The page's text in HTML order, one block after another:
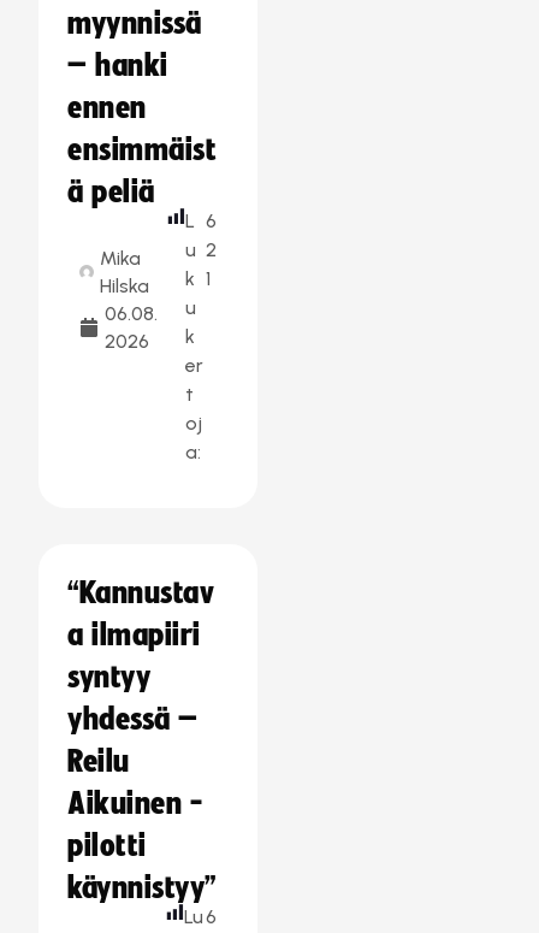
myynnissä
– hanki
ennen
ensimmäist
ä peliä
Mika
Hilska
06.08.
2026
L
u
k
u
k
er
t
oj
a:
6
2
1
“Kannustav
a ilmapiiri
syntyy
yhdessä –
Reilu
Aikuinen -
pilotti
käynnistyy”
Lu6